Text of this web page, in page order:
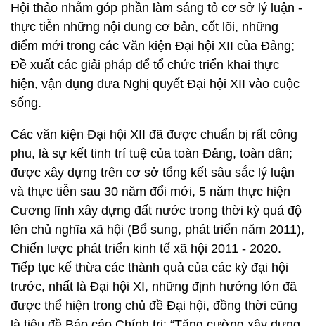
Hội thảo nhằm góp phần làm sáng tỏ cơ sở lý luận -
thực tiễn những nội dung cơ bản, cốt lõi, những
điểm mới trong các Văn kiện Đại hội XII của Đảng;
Đề xuất các giải pháp để tổ chức triển khai thực
hiện, vận dụng đưa Nghị quyết Đại hội XII vào cuộc
sống.
Các văn kiện Đại hội XII đã được chuẩn bị rất công
phu, là sự kết tinh trí tuệ của toàn Đảng, toàn dân;
được xây dựng trên cơ sở tổng kết sâu sắc lý luận
và thực tiễn sau 30 năm đổi mới, 5 năm thực hiện
Cương lĩnh xây dựng đất nước trong thời kỳ quá độ
lên chủ nghĩa xã hội (Bổ sung, phát triển năm 2011),
Chiến lược phát triển kinh tế xã hội 2011 - 2020.
Tiếp tục kế thừa các thành quả của các kỳ đại hội
trước, nhất là Đại hội XI, những định hướng lớn đã
được thể hiện trong chủ đề Đại hội, đồng thời cũng